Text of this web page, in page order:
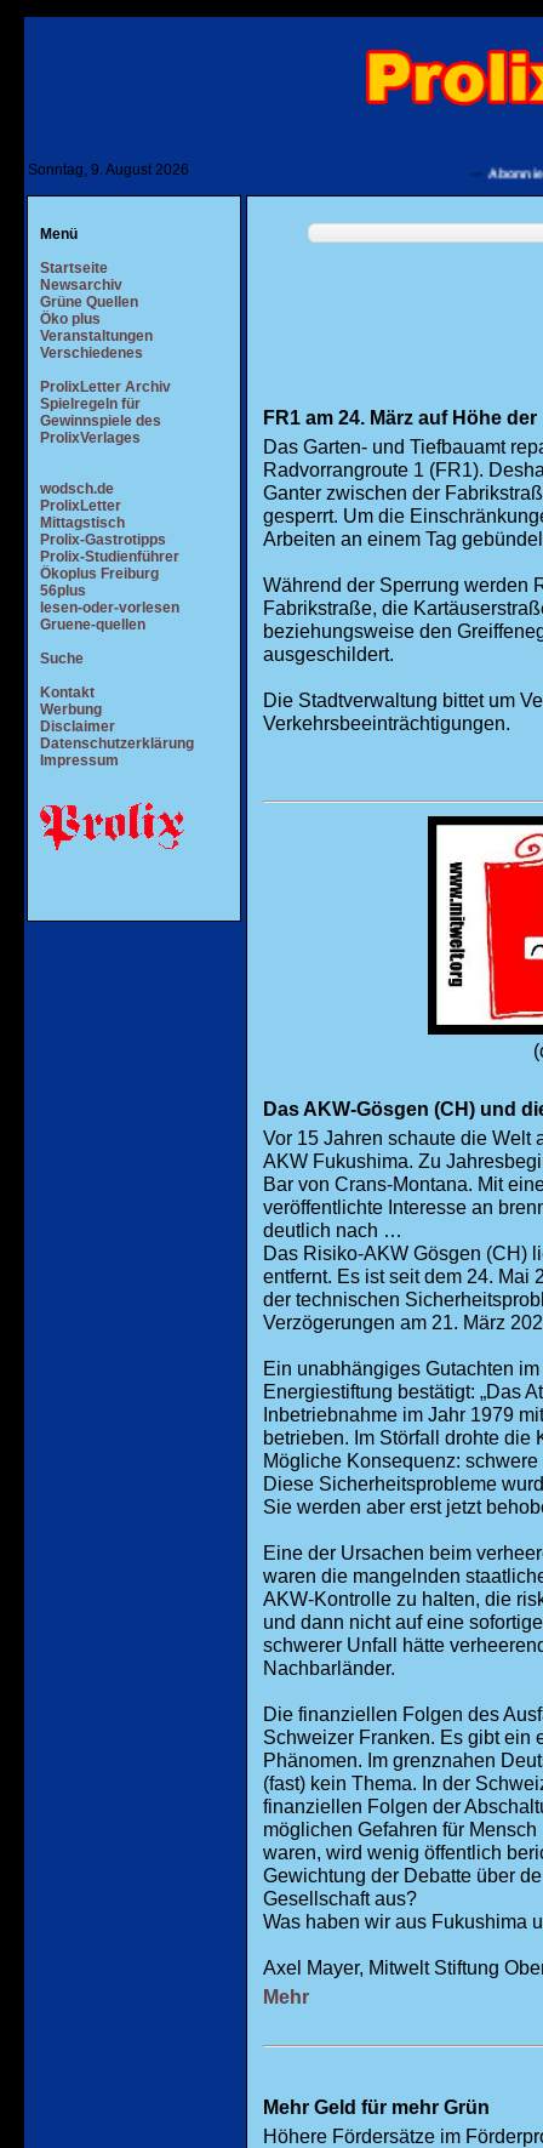
Sonntag, 9. August 2026 Abonnieren Sie
Menü
Startseite
Newsarchiv
Grüne Quellen
Öko plus
Veranstaltungen
Verschiedenes
ProlixLetter Archiv
Spielregeln für
Gewinnspiele des
ProlixVerlages
wodsch.de
ProlixLetter
Mittagstisch
Prolix-Gastrotipps
Prolix-Studienführer
Ökoplus Freiburg
56plus
lesen-oder-vorlesen
Gruene-quellen
Suche
Kontakt
Werbung
Disclaimer
Datenschutzerklärung
Impressum
FR1 am 24. März auf Höhe
Das Garten- und Tiefbauamt
Radvorrangroute 1 (FR1).
Ganter zwischen der
gesperrt. Um die
Arbeiten an einem Tag
Während der Sperrung werden
Fabrikstraße, die
beziehungsweise den
ausgeschildert.
Die Stadtverwaltung bittet um
Verkehrsbeeinträchtigungen.
Das AKW-Gösgen (CH) und
Vor 15 Jahren schaute die Welt
AKW Fukushima. Zu
Bar von Crans-Montana. Mit
veröffentlichte Interesse an
deutlich nach …
Das Risiko-AKW Gösgen (CH)
entfernt. Es ist seit dem 24. Mai
der technischen
Verzögerungen am 21. März
Ein unabhängiges Gutachten
Energiestiftung bestätigt: „Das
Inbetriebnahme im Jahr 1979
betrieben. Im Störfall drohte die
Mögliche Konsequenz:
Diese Sicherheitsprobleme
Sie werden aber erst jetzt
Eine der Ursachen beim
waren die mangelnden
AKW-Kontrolle zu halten, die
und dann nicht auf eine
schwerer Unfall hätte
Nachbarländer.
Die finanziellen Folgen des
Schweizer Franken. Es gibt ein
Phänomen. Im grenznahen
(fast) kein Thema. In der
finanziellen Folgen der
möglichen Gefahren für
waren, wird wenig öffentlich
Gewichtung der Debatte über
Gesellschaft aus?
Was haben wir aus Fukushima
Axel Mayer, Mitwelt Stiftung
Mehr
Mehr Geld für mehr Grün
Höhere Fördersätze im